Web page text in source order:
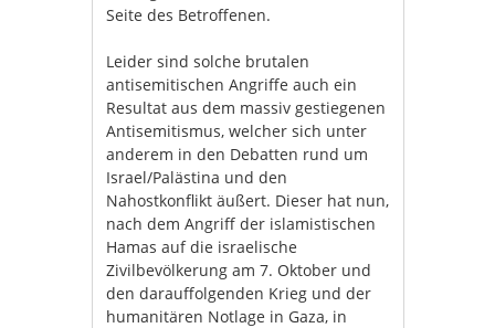
Seite des Betroffenen.
Leider sind solche brutalen
antisemitischen Angriffe auch ein
Resultat aus dem massiv gestiegenen
Antisemitismus, welcher sich unter
anderem in den Debatten rund um
Israel/Palästina und den
Nahostkonflikt äußert. Dieser hat nun,
nach dem Angriff der islamistischen
Hamas auf die israelische
Zivilbevölkerung am 7. Oktober und
den darauffolgenden Krieg und der
humanitären Notlage in Gaza, in